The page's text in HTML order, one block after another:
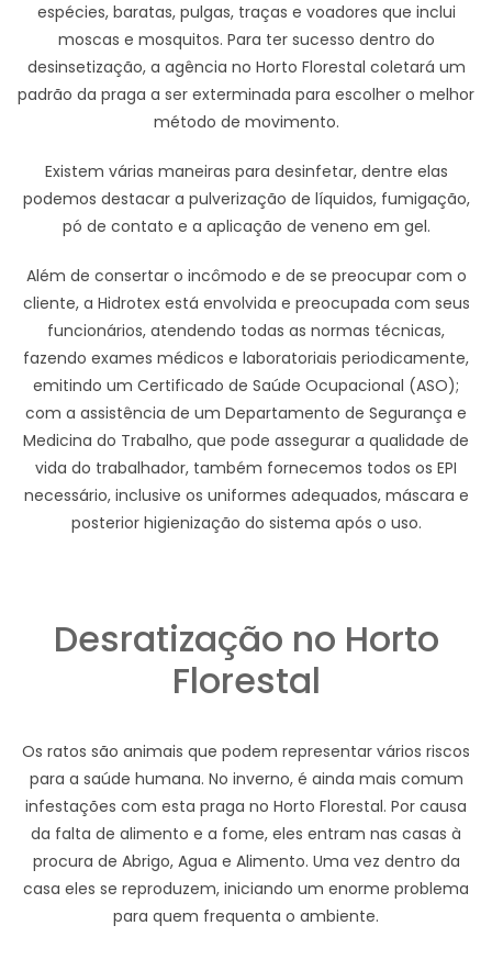
espécies, baratas, pulgas, traças e voadores que inclui
moscas e mosquitos. Para ter sucesso dentro do
desinsetização, a agência no Horto Florestal coletará um
padrão da praga a ser exterminada para escolher o melhor
método de movimento.
Existem várias maneiras para desinfetar, dentre elas
podemos destacar a pulverização de líquidos, fumigação,
pó de contato e a aplicação de veneno em gel.
Além de consertar o incômodo e de se preocupar com o
cliente, a Hidrotex está envolvida e preocupada com seus
funcionários, atendendo todas as normas técnicas,
fazendo exames médicos e laboratoriais periodicamente,
emitindo um Certificado de Saúde Ocupacional (ASO);
com a assistência de um Departamento de Segurança e
Medicina do Trabalho, que pode assegurar a qualidade de
vida do trabalhador, também fornecemos todos os EPI
necessário, inclusive os uniformes adequados, máscara e
posterior higienização do sistema após o uso.
Desratização no Horto
Florestal
Os ratos são animais que podem representar vários riscos
para a saúde humana. No inverno, é ainda mais comum
infestações com esta praga no Horto Florestal. Por causa
da falta de alimento e a fome, eles entram nas casas à
procura de Abrigo, Agua e Alimento. Uma vez dentro da
casa eles se reproduzem, iniciando um enorme problema
para quem frequenta o ambiente.